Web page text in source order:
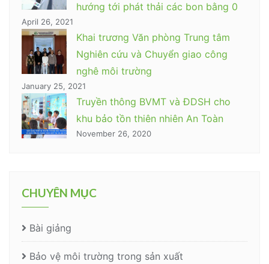
hướng tới phát thải các bon bằng 0
April 26, 2021
Khai trương Văn phòng Trung tâm
Nghiên cứu và Chuyển giao công
nghê môi trường
January 25, 2021
Truyền thông BVMT và ĐDSH cho
khu bảo tồn thiên nhiên An Toàn
November 26, 2020
CHUYÊN MỤC
Bài giảng
Bảo vệ môi trường trong sản xuất